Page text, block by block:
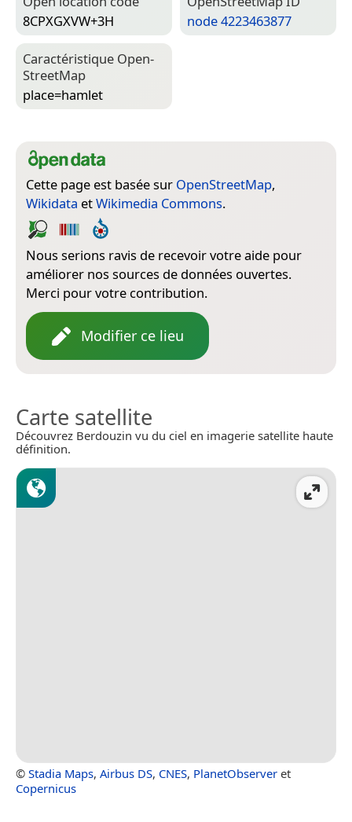
8CPXGXVW+3H
node 4223463877
Caractéristique Open­
Street­Map
place=­hamlet
Cette page est basée sur OpenStreetMap,
Wikidata etWikimedia Commons.
Nous serions ravis de recevoir votre aide pour
améliorer nos sources de données ouvertes.
Merci pour votre contribution.
Modifier ce lieu
Carte satellite
Découvrez Berdouzin vu du ciel en imagerie satellite haute
définition.
© Stadia Maps, Airbus DS, CNES, PlanetObserver et
Copernicus